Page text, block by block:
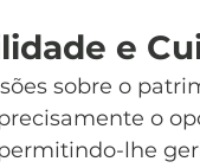
e
sobre o
o
lhe